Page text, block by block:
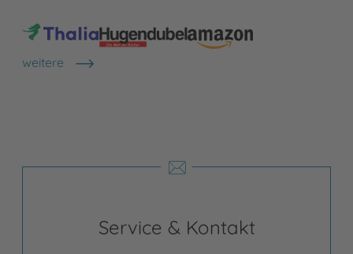
weitere
Shops anzeigen
Service & Kontakt